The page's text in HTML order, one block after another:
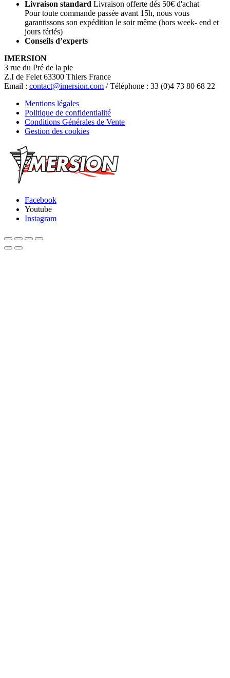
Livraison standard Livraison offerte dés 50€ d'achat
Pour toute commande passée avant 15h, nous vous
garantissons son expédition le soir même (hors week- end et
jours fériés)
Conseils d’experts
IMERSION
3 rue du Pré de la pie
Z.I de Felet 63300 Thiers France
Email : contact@imersion.com / Téléphone : 33 (0)4 73 80 68 22
Mentions légales
Politique de confidentialité
Conditions Générales de Vente
Gestion des cookies
Facebook
Youtube
Instagram